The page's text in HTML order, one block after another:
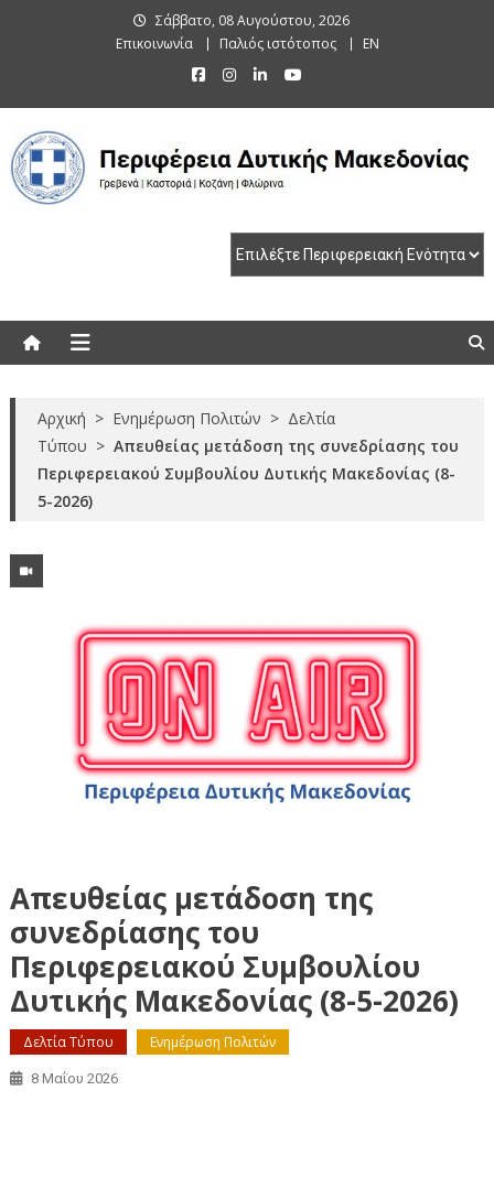
Σάββατο, 08 Αυγούστου, 2026
Επικοινωνία
Παλιός ιστότοπος EN
Αρχική > Ενημέρωση Πολιτών > Δελτία
Τύπου > Απευθείας μετάδοση της συνεδρίασης του
Περιφερειακού Συμβουλίου Δυτικής Μακεδονίας (8-
5-2026)
Απευθείας μετάδοση της
συνεδρίασης του
Περιφερειακού Συμβουλίου
Δυτικής Μακεδονίας (8-5-2026)
Δελτία Τύπου Ενημέρωση Πολιτών
8 Μαΐου 2026